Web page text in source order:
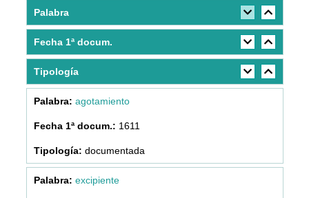
Palabra
Fecha 1ª docum.
Tipología
agotamiento
1611
documentada
excipiente